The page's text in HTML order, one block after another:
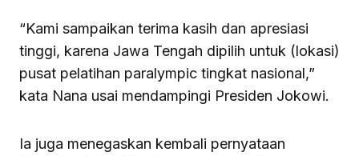
“Kami sampaikan terima kasih dan apresiasi
tinggi, karena Jawa Tengah dipilih untuk (lokasi)
pusat pelatihan paralympic tingkat nasional,”
kata Nana usai mendampingi Presiden Jokowi.
Ia juga menegaskan kembali pernyataan